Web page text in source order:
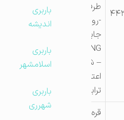
طرف خوی
-روبروی
جایگاه
CNGشهرداری
– شرکت
اعتماد
ترابرچایپاره
باربری
اندیشه
باربری
اسلامشهر
باربری
شهرری